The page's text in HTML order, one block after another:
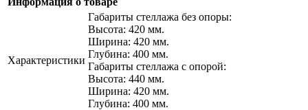
Характеристики
Габариты стеллажа без опоры:
Высота: 420 мм.
Ширина: 420 мм.
Глубина: 400 мм.
Габариты стеллажа с опорой:
Высота: 440 мм.
Ширина: 420 мм.
Глубина: 400 мм.